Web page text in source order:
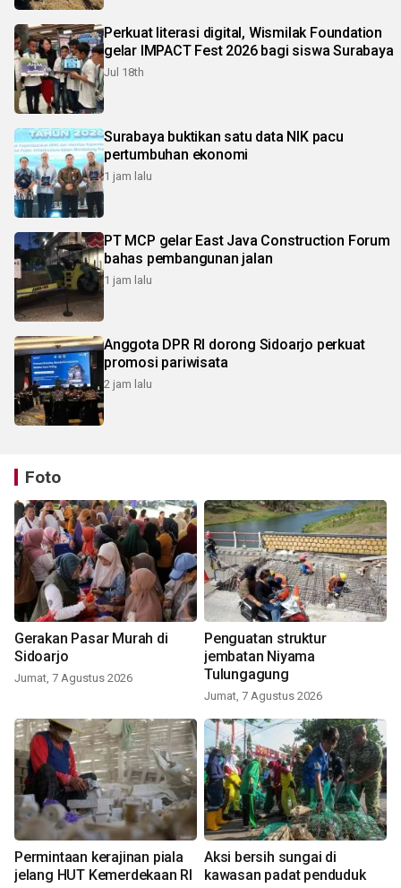
Perkuat literasi digital, Wismilak Foundation
gelar IMPACT Fest 2026 bagi siswa Surabaya
Jul 18th
Surabaya buktikan satu data NIK pacu
pertumbuhan ekonomi
1 jam lalu
PT MCP gelar East Java Construction Forum
bahas pembangunan jalan
1 jam lalu
Anggota DPR RI dorong Sidoarjo perkuat
promosi pariwisata
2 jam lalu
Foto
Gerakan Pasar Murah di
Sidoarjo
Jumat, 7 Agustus 2026
Penguatan struktur
jembatan Niyama
Tulungagung
Jumat, 7 Agustus 2026
Permintaan kerajinan piala
jelang HUT Kemerdekaan RI
Aksi bersih sungai di
kawasan padat penduduk